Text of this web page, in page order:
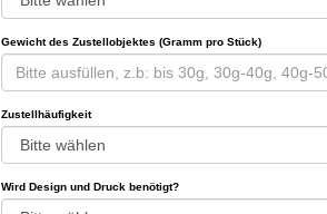
Gewicht des Zustellobjektes (Gramm pro Stück)
Zustellhäufigkeit
Wird Design und Druck benötigt?